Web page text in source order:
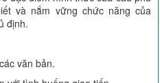
và nắm vững chức năng của
định.
văn bản.